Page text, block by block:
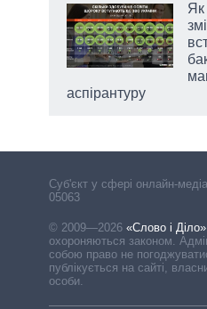
Як
аспірантуру
Cуб'єкт у сфері онлайн-
05063
© 2009—2026 «Слово і Діло»
охороняються законом.
собою право не
публікується на сайті,
особи.